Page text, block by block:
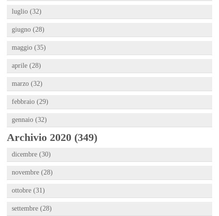
luglio (32)
giugno (28)
maggio (35)
aprile (28)
marzo (32)
febbraio (29)
gennaio (32)
Archivio 2020 (349)
dicembre (30)
novembre (28)
ottobre (31)
settembre (28)